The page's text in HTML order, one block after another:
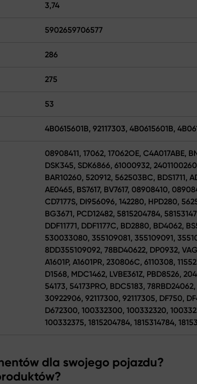
3,74
5902659706577
286
275
53
4B0615601B, 92117303, 4B0615601B,
08908411, 17062, 17062OE, C4A017ABE,
DSK345, SDK6866, 61000932,
BAR10260, 520912, 562503BC, BDS1711,
AE0465, BS7617, BV7617, 08908410,
CD7177S, DI956096, 142280, HPD280,
BG3671, PCD12482, 5815204784,
DDF11771, DDF1177C, BD2880, BD4062,
530033080, 355109081, 355109091,
8DD355109092, 78BD40622, DP0932,
A1601P, A1601PR, 230806C, 6110308,
D1568, MDC1462, LVBE361Z, PBD8526,
54173, 54173PRO, BDC5183,
30922906, 92117300, 92117305, DF750,
D672300, 100332300, 100332320,
100332375, 1815204784, 1815314784,
dla swojego pojazdu?